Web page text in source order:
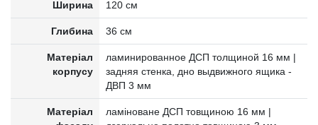
Ширина 120 см
Глибина 36 см
Матеріал
корпусу
ламинированное ДСП толщиной 16 мм |
задняя стенка, дно выдвижного ящика -
ДВП 3 мм
Матеріал
ламіноване ДСП товщиною 16 мм |